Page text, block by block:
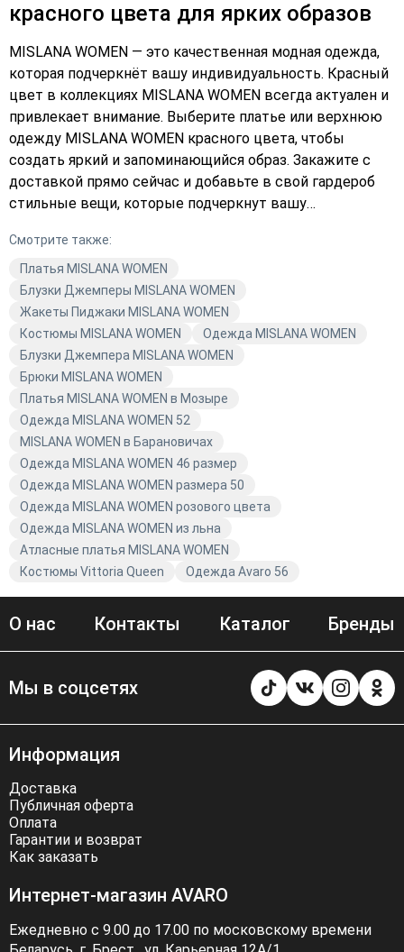
красного цвета для ярких образов
MISLANA WOMEN — это качественная модная одежда,
которая подчеркнёт вашу индивидуальность. Красный
цвет в коллекциях MISLANA WOMEN всегда актуален и
привлекает внимание. Выберите платье или верхнюю
одежду MISLANA WOMEN красного цвета, чтобы
создать яркий и запоминающийся образ. Закажите с
доставкой прямо сейчас и добавьте в свой гардероб
стильные вещи, которые подчеркнут вашу
качество в каждой детали. Подберите платье или
верхнюю одежду, которая идеально подойдёт именно
вам, и оформите заказ уже сегодня!
Смотрите также:
Платья MISLANA WOMEN
Блузки Джемперы MISLANA WOMEN
Жакеты Пиджаки MISLANA WOMEN
Костюмы MISLANA WOMEN
Одежда MISLANA WOMEN
Блузки Джемпера MISLANA WOMEN
Брюки MISLANA WOMEN
Платья MISLANA WOMEN в Мозыре
Одежда MISLANA WOMEN 52
MISLANA WOMEN в Барановичах
Одежда MISLANA WOMEN 46 размер
Одежда MISLANA WOMEN размера 50
Одежда MISLANA WOMEN розового цвета
Одежда MISLANA WOMEN из льна
Атласные платья MISLANA WOMEN
Костюмы Vittoria Queen
Одежда Avaro 56
О нас Контакты Каталог Бренды
Мы в соцсетях
Информация
Доставка
Публичная оферта
Оплата
Гарантии и возврат
Как заказать
Интернет-магазин AVARO
Ежедневно с 9.00 до 17.00 по московскому времени